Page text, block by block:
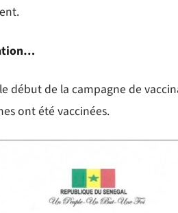
début de la campagne de
ont été vaccinées.